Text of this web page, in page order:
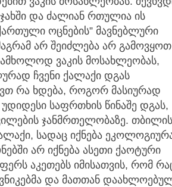
და ძალიან რთულია ის
ოცნების” მავნებლური
არ შეიძლება არ გამოვყოთ
ვაკის მოსახლეობას,
ჩვენი ქალაქი დგას
რა ხდება, როგორ მასიურად
უდიდესი საფრთხის წინაშე დგას,
ჯანმრთელობაზე.
სადაც იქნება
არ იქნება ასეთი ქაოტური
აკეთებს იმისათვის, რომ
და მათთან